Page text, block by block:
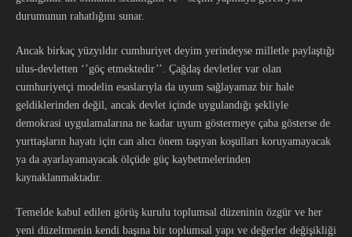
durumunun rahatlığını sunar.
Ancak birkaç yüzyıldır cumhuriyet deyim yerindeyse milletle paylaştığı
ulus-devletten ‘’göç etmektedir’’. Çağdaş devletler var olan
cumhuriyetçi modelin esaslarıyla da uyum sağlayamaz bir hale
geldiklerinden değil, ancak devlet içinde uygulandığı şekliyle
demokrasi uygulamalarına ne kadar uyum göstermeye çaba gösterse de
yurttaşların hayatı için can alıcı önem taşıyan koşulları koruyamayacak
ya da ayarlayamayacak ölçüde güç kaybetmelerinden
kaynaklanmaktadır.
Temelde kabul edilen görüş kurulu toplumsal düzeninin özgür ve her
yeni düzeltmenin kendi başına bir toplumsal yapı ve değerler değişikliği